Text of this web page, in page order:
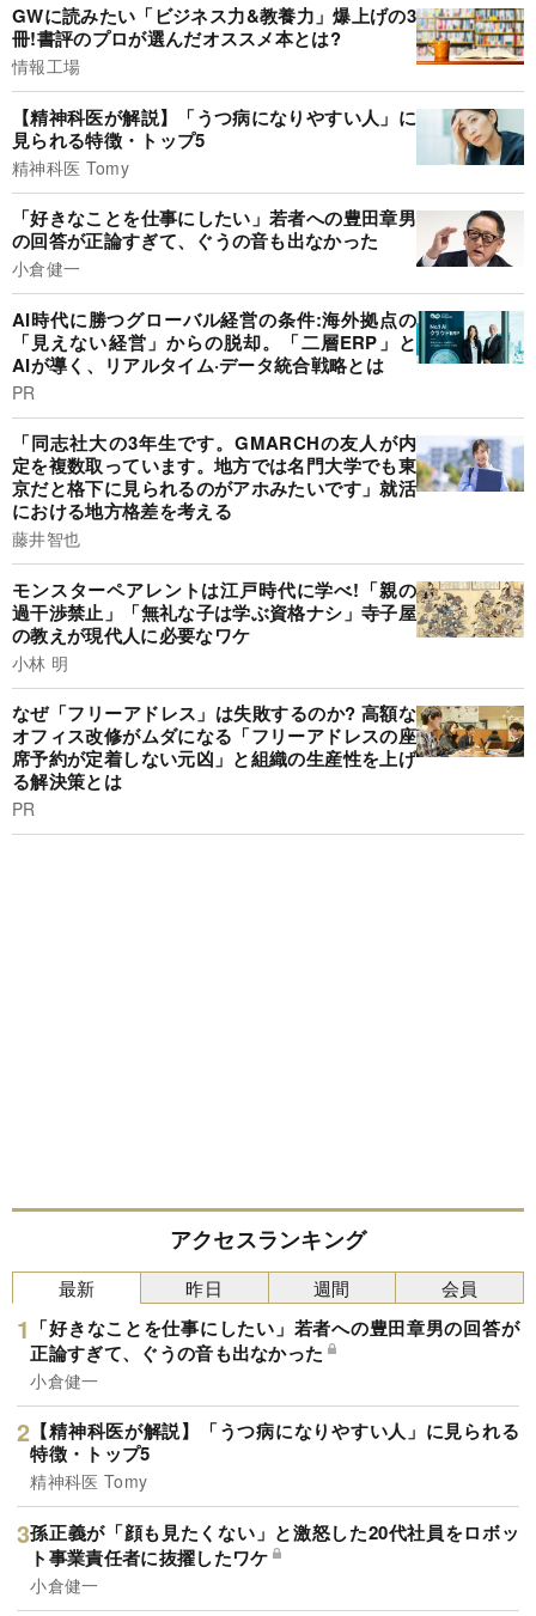
GWに読みたい「ビジネス力&教養力」爆上げの3
冊!書評のプロが選んだオススメ本とは?
情報工場
【精神科医が解説】「うつ病になりやすい人」に
見られる特徴・トップ5
精神科医 Tomy
「好きなことを仕事にしたい」若者への豊田章男
の回答が正論すぎて、ぐうの音も出なかった
小倉健一
AI時代に勝つグローバル経営の条件:海外拠点の
「見えない経営」からの脱却。「二層ERP」と
AIが導く、リアルタイム·データ統合戦略とは
PR
「同志社大の3年生です。GMARCHの友人が内
定を複数取っています。地方では名門大学でも東
京だと格下に見られるのがアホみたいです」就活
における地方格差を考える
藤井智也
モンスターペアレントは江戸時代に学べ!「親の
過干渉禁止」「無礼な子は学ぶ資格ナシ」寺子屋
の教えが現代人に必要なワケ
小林 明
なぜ「フリーアドレス」は失敗するのか? 高額な
オフィス改修がムダになる「フリーアドレスの座
席予約が定着しない元凶」と組織の生産性を上げ
る解決策とは
PR
アクセスランキング
最新
「好きなことを仕事にしたい」若者への豊田章男の回答が
正論すぎて、ぐうの音も出なかった
小倉健一
【精神科医が解説】「うつ病になりやすい人」に見られる
特徴・トップ5
精神科医 Tomy
孫正義が「顔も見たくない」と激怒した20代社員をロボッ
ト事業責任者に抜擢したワケ
小倉健一
昨日 週間 会員